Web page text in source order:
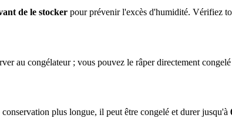
de le stocker pour prévenir l'excès d'humidité. Vérifiez
au congélateur ; vous pouvez le râper directement
plus longue, il peut être congelé et durer jusqu'à